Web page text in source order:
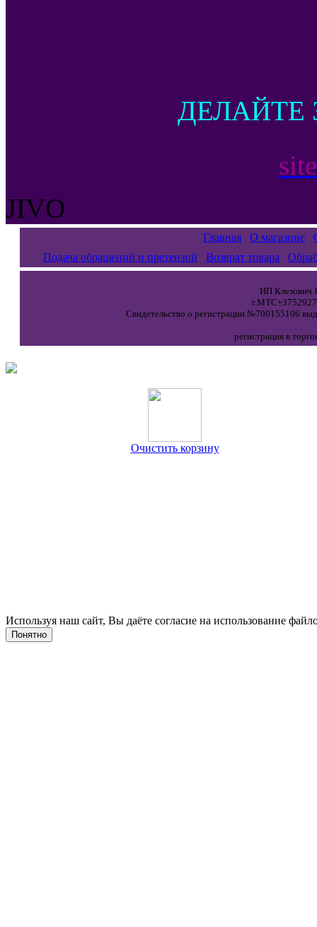
ДЕЛАЙТЕ
JIVO
Главная О магазине
Подача обращений и претензий
Возврат товара
ИП Клезович
Свидетельство о регистрации №700155106
регистрация в
Очистить корзину
Используя наш сайт, Вы даёте согласие на использование
Понятно